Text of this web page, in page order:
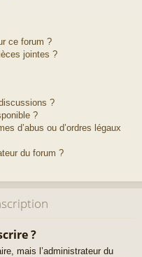
ce forum ?
jointes ?
?
?
d’abus ou d’ordres légaux
du forum ?
?
mais l’administrateur du